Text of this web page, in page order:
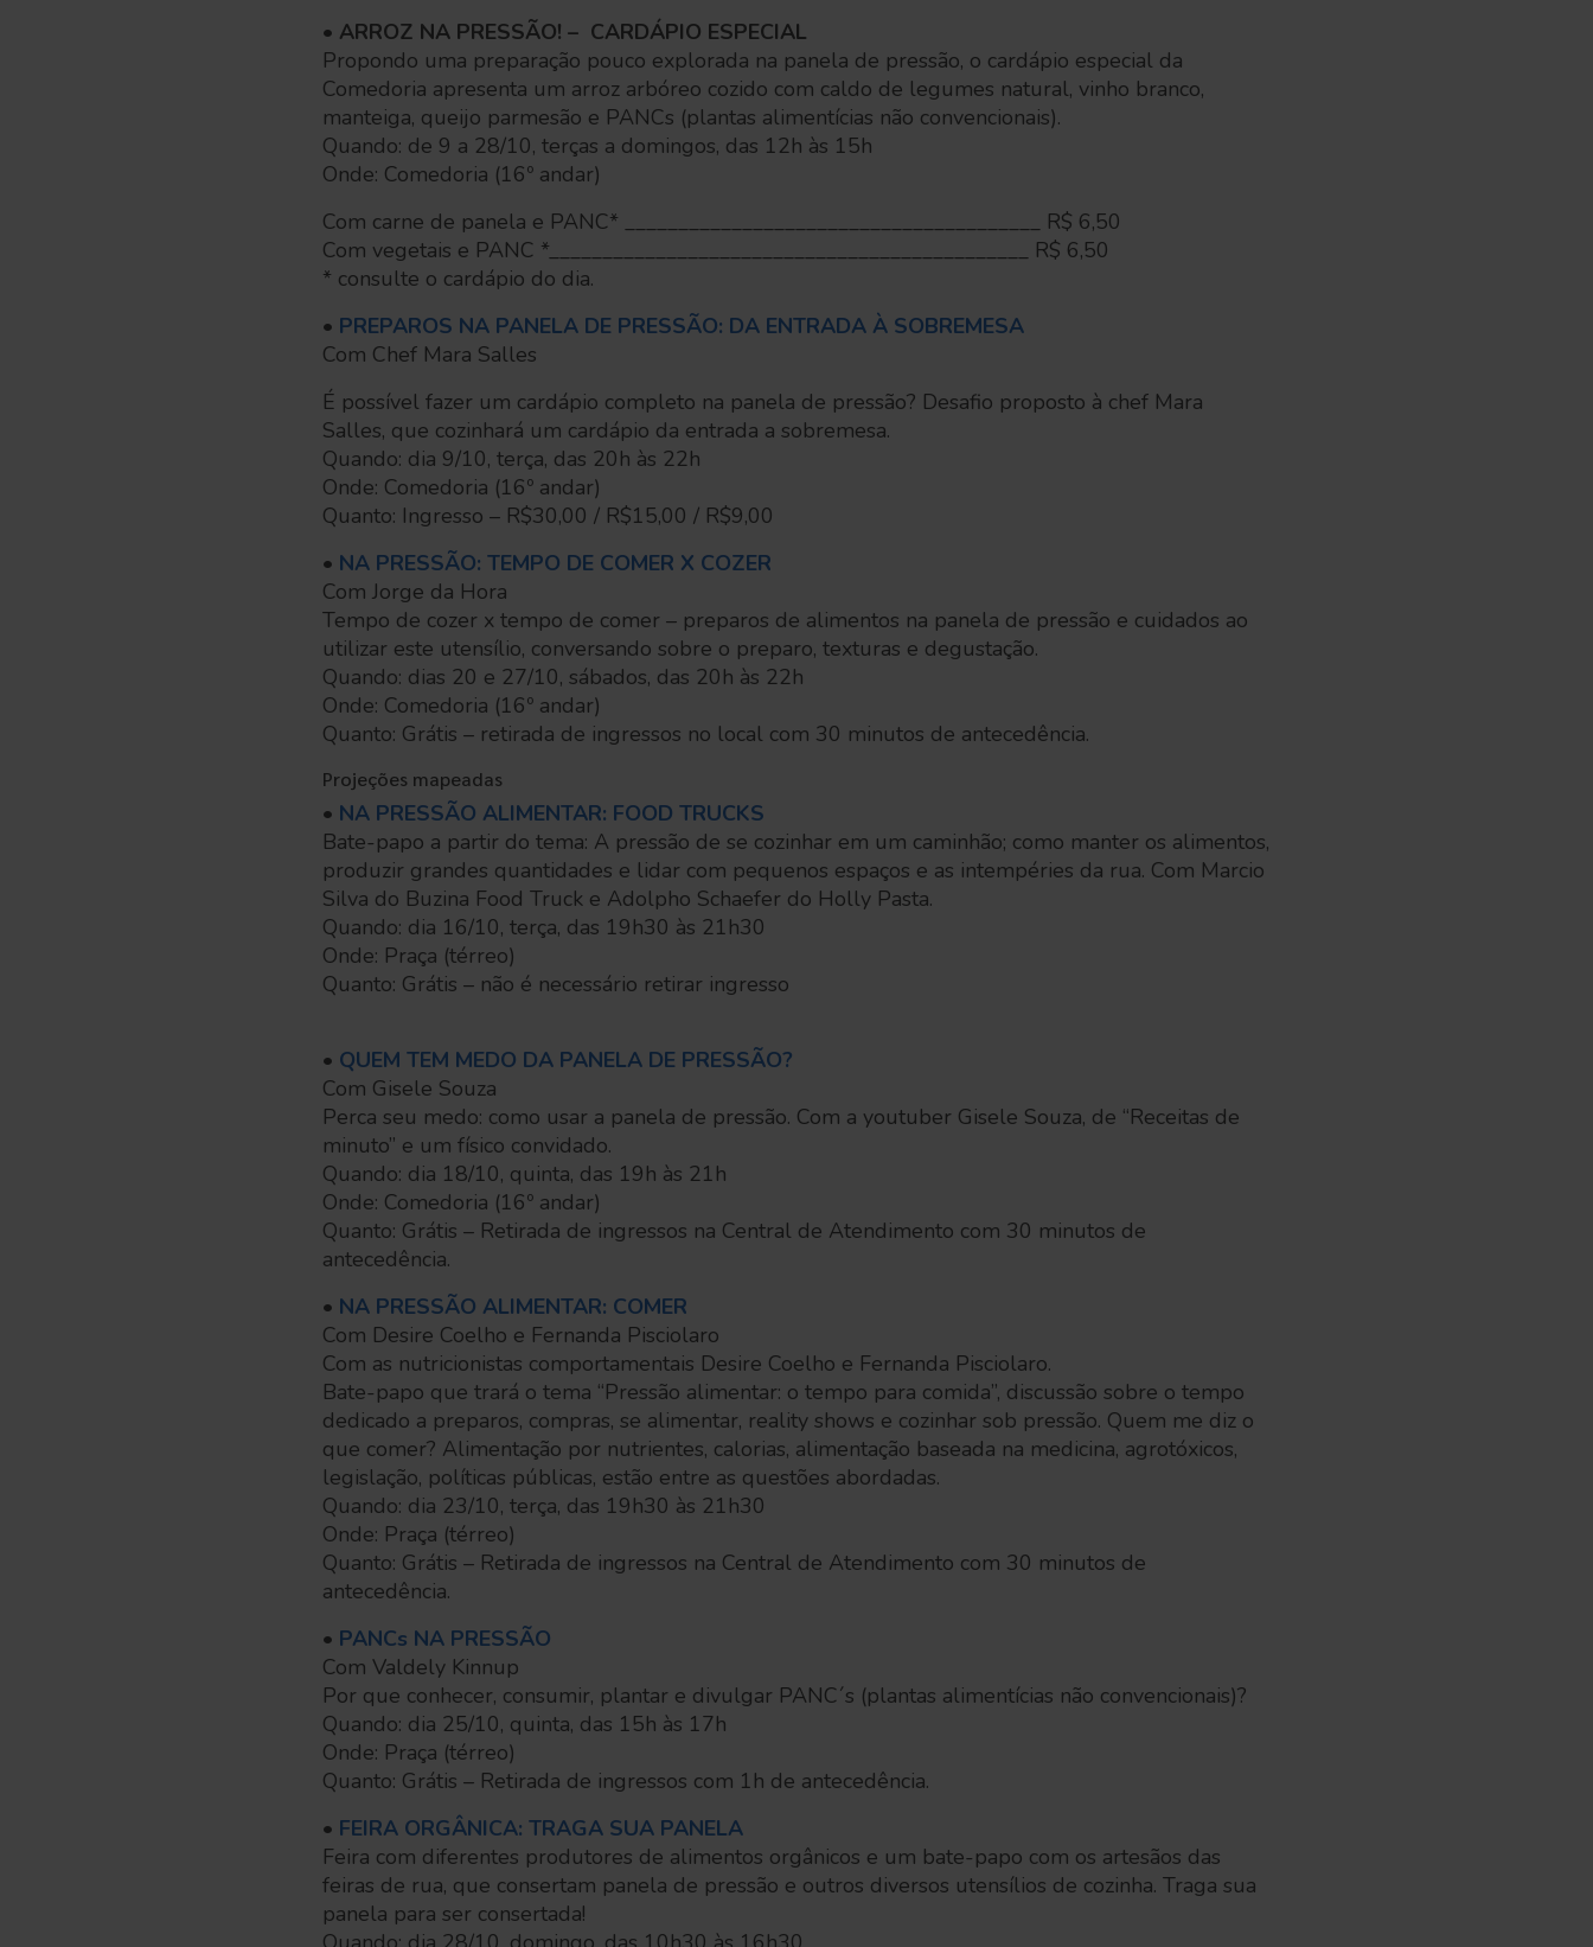
• ARROZ NA PRESSÃO! – CARDÁPIO ESPECIAL
Propondo uma preparação pouco explorada na panela de pressão, o cardápio especial da
Comedoria apresenta um arroz arbóreo cozido com caldo de legumes natural, vinho branco,
manteiga, queijo parmesão e PANCs (plantas alimentícias não convencionais).
Quando: de 9 a 28/10, terças a domingos, das 12h às 15h
Onde: Comedoria (16º andar)
Com carne de panela e PANC* _______________________________________ R$ 6,50
Com vegetais e PANC *_____________________________________________ R$ 6,50
* consulte o cardápio do dia.
• PREPAROS NA PANELA DE PRESSÃO: DA ENTRADA À SOBREMESA
Com Chef Mara Salles
É possível fazer um cardápio completo na panela de pressão? Desafio proposto à chef Mara
Salles, que cozinhará um cardápio da entrada a sobremesa.
Quando: dia 9/10, terça, das 20h às 22h
Onde: Comedoria (16º andar)
Quanto: Ingresso – R$30,00 / R$15,00 / R$9,00
• NA PRESSÃO: TEMPO DE COMER X COZER
Com Jorge da Hora
Tempo de cozer x tempo de comer – preparos de alimentos na panela de pressão e cuidados ao
utilizar este utensílio, conversando sobre o preparo, texturas e degustação.
Quando: dias 20 e 27/10, sábados, das 20h às 22h
Onde: Comedoria (16º andar)
Quanto: Grátis – retirada de ingressos no local com 30 minutos de antecedência.
Projeções mapeadas
• NA PRESSÃO ALIMENTAR: FOOD TRUCKS
Bate-papo a partir do tema: A pressão de se cozinhar em um caminhão; como manter os alimentos,
produzir grandes quantidades e lidar com pequenos espaços e as intempéries da rua. Com Marcio
Silva do Buzina Food Truck e Adolpho Schaefer do Holly Pasta.
Quando: dia 16/10, terça, das 19h30 às 21h30
Onde: Praça (térreo)
Quanto: Grátis – não é necessário retirar ingresso
• QUEM TEM MEDO DA PANELA DE PRESSÃO?
Com Gisele Souza
Perca seu medo: como usar a panela de pressão. Com a youtuber Gisele Souza, de “Receitas de
minuto” e um físico convidado.
Quando: dia 18/10, quinta, das 19h às 21h
Onde: Comedoria (16º andar)
Quanto: Grátis – Retirada de ingressos na Central de Atendimento com 30 minutos de
antecedência.
• NA PRESSÃO ALIMENTAR: COMER
Com Desire Coelho e Fernanda Pisciolaro
Com as nutricionistas comportamentais Desire Coelho e Fernanda Pisciolaro.
Bate-papo que trará o tema “Pressão alimentar: o tempo para comida”, discussão sobre o tempo
dedicado a preparos, compras, se alimentar, reality shows e cozinhar sob pressão. Quem me diz o
que comer? Alimentação por nutrientes, calorias, alimentação baseada na medicina, agrotóxicos,
legislação, políticas públicas, estão entre as questões abordadas.
Quando: dia 23/10, terça, das 19h30 às 21h30
Onde: Praça (térreo)
Quanto: Grátis – Retirada de ingressos na Central de Atendimento com 30 minutos de
antecedência.
• PANCs NA PRESSÃO
Com Valdely Kinnup
Por que conhecer, consumir, plantar e divulgar PANC´s (plantas alimentícias não convencionais)?
Quando: dia 25/10, quinta, das 15h às 17h
Onde: Praça (térreo)
Quanto: Grátis – Retirada de ingressos com 1h de antecedência.
• FEIRA ORGÂNICA: TRAGA SUA PANELA
Feira com diferentes produtores de alimentos orgânicos e um bate-papo com os artesãos das
feiras de rua, que consertam panela de pressão e outros diversos utensílios de cozinha. Traga sua
panela para ser consertada!